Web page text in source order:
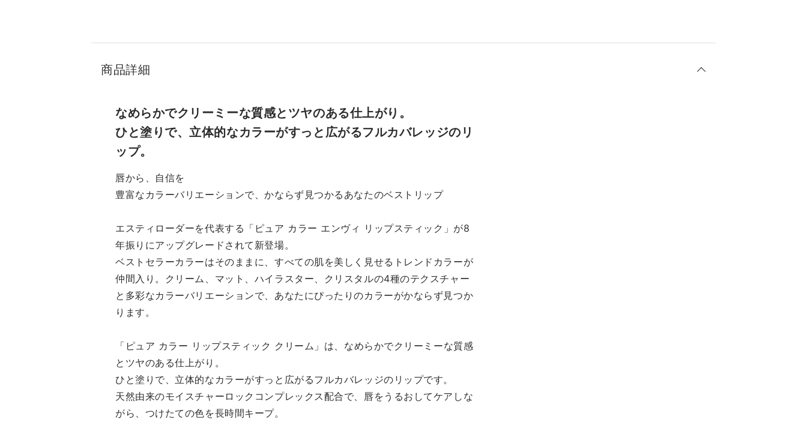
うございます！ 8月も下旬に
入りましたね☀️ 暑さは残りま
すがそろそろ秋コスメが気に
ょうか👀 本日はエスティ ロ
ーダーから発売する ✨大人
気リップ✨ 🍎秋限定色全5色
🍇 のご案内です👏 ------
ップスティック クリーム／マ
ット 限定色/全5色 大人気の
定発売します🤩 うるおいに満
ちたようなツヤ感を楽しんで
いただけるクリームタイプ、
シックで上品な印象を与える
マットタイプの2タイプになり
ます。 店頭ではキャップへ
の刻印も対応しているので、
のためなくなり次第終了にな
ります。 ぜひチェックしてく
ださいね✅
商品詳細
なめらかでクリーミーな質感とツヤのある仕上がり。
ひと塗りで、立体的なカラーがすっと広がるフルカバレッジのリ
ップ。
唇から、自信を
豊富なカラーバリエーションで、かならず見つかるあなたのベストリップ
エスティローダーを代表する「ピュア カラー エンヴィ リップスティック」が8
年振りにアップグレードされて新登場。
ベストセラーカラーはそのままに、すべての肌を美しく見せるトレンドカラーが
仲間入り。クリーム、マット、ハイラスター、クリスタルの4種のテクスチャー
と多彩なカラーバリエーションで、あなたにぴったりのカラーがかならず見つか
ります。
「ピュア カラー リップスティック クリーム」は、なめらかでクリーミーな質感
とツヤのある仕上がり。
ひと塗りで、立体的なカラーがすっと広がるフルカバレッジのリップです。
天然由来のモイスチャーロックコンプレックス配合で、唇をうるおしてケアしな
がら、つけたての色を長時間キープ。